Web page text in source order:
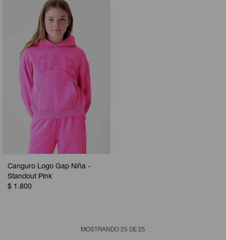
Canguro Logo Gap Niña -
Standout Pink
$ 1.800
MOSTRANDO 25 DE 25